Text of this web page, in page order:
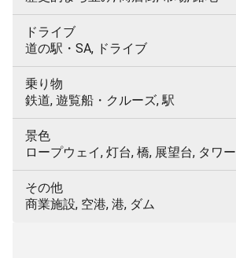
ドライブ
道の駅・SA, ドライブ
乗り物
鉄道, 遊覧船・クルーズ, 駅
景色
ロープウェイ, 灯台, 橋, 展望台, タワー
その他
商業施設, 空港, 港, ダム